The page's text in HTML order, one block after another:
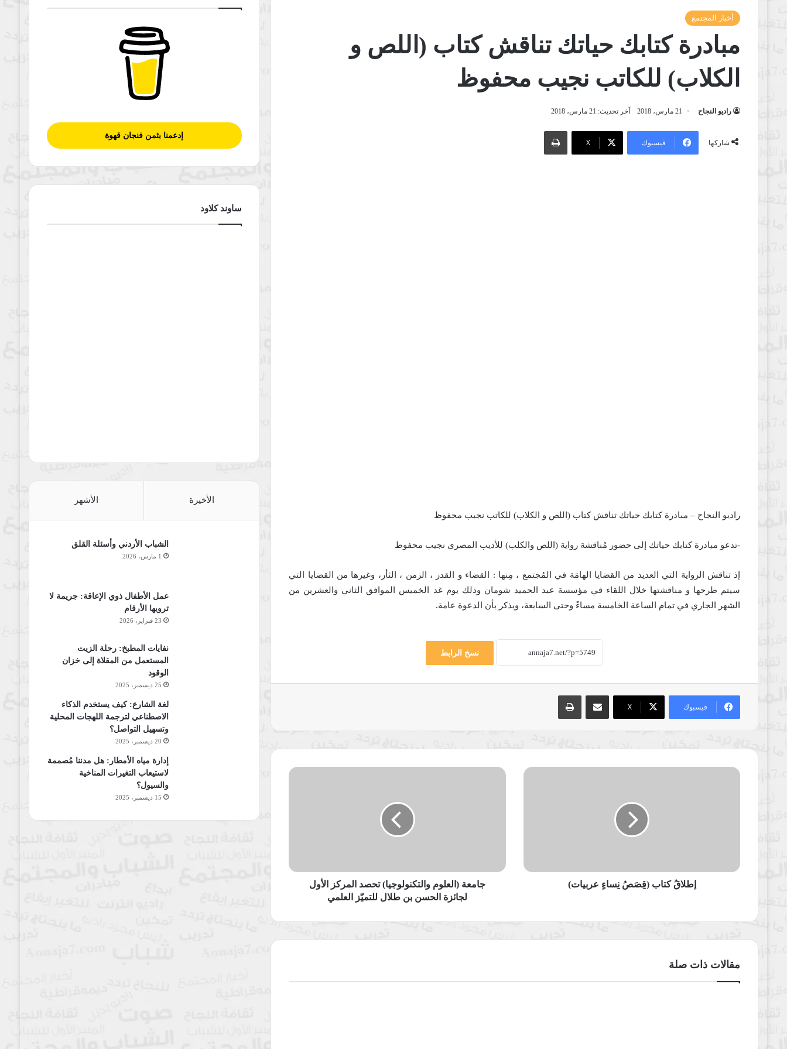
أخبار المجتمع
مبادرة كتابك حياتك تناقش كتاب (اللص و
الكلاب) للكاتب نجيب محفوظ
راديو النجاح 21 مارس، 2018 آخر تحديث: 21 مارس، 2018
شاركها فيسبوك ‫X
طباعة
راديو النجاح – مبادرة كتابك حياتك تناقش كتاب (اللص و الكلاب) للكاتب نجيب محفوظ
-تدعو مبادرة كتابك حياتك إلى حضور مُناقشة رواية (اللص والكلب) للأديب المصري نجيب محفوظ
إذ تناقش الرواية التي العديد من القضايا الهامَة في المُجتمع ، مِنها : القضاء و القدر ، الزمن ، الثأر، وغيرها من القضايا التي
سيتم طرحها و مناقشتها خلال اللقاء في مؤسسة عبد الحميد شومان وذلك يوم غد الخميس الموافق الثاني والعشرين من
الشهر الجاري في تمام الساعة الخامسة مساءً وحتى السابعة، ويذكر بأن الدعوة عامة.
نسخ الرابط
فيسبوك ‫X
مشاركة عبر البريد طباعة
إطلاقُ
إطلاقُ كتاب (قِصَصُ نِساءٍ عربيات)
جامعة
بن
جامعة (العلوم والتكنولوجيا) تحصد المركز الأول
لجائزة الحسن بن طلال للتميّز العلمي
مقالات ذات صلة
إدعمنا بثمن فنجان قهوة
ساوند كلاود
الأخيرة الأشهر
الشباب الأردني وأسئلة القلق
1 مارس، 2026
عمل الأطفال ذوي الإعاقة: جريمة لا
ترويها الأرقام
23 فبراير، 2026
نفايات المطبخ: رحلة الزيت
المستعمل من المقلاة إلى خزان
الوقود
25 ديسمبر، 2025
لغة الشارع: كيف يستخدم الذكاء
الاصطناعي لترجمة اللهجات المحلية
وتسهيل التواصل؟
20 ديسمبر، 2025
إدارة مياه الأمطار: هل مدننا مُصممة
لاستيعاب التغيرات المناخية
والسيول؟
15 ديسمبر، 2025